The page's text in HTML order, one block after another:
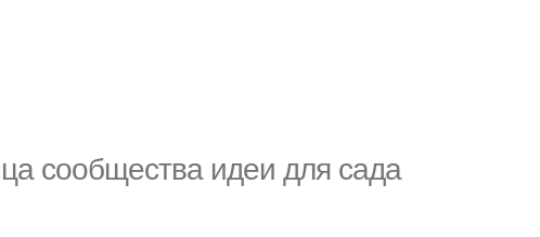
сообщества идеи для сада